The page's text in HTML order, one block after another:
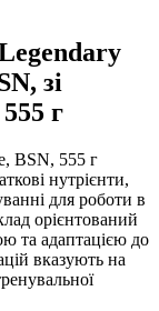
зі
г
BSN, 555 г
нутрієнти,
для роботи в
орієнтований
та адаптацією до
вказують на